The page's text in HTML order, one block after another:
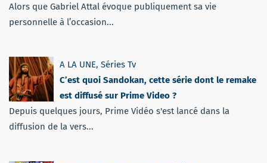
Alors que Gabriel Attal évoque publiquement sa vie
personnelle à l’occasion...
A LA UNE, Séries Tv
C’est quoi Sandokan, cette série dont le remake
est diffusé sur Prime Video ?
Depuis quelques jours, Prime Vidéo s'est lancé dans la
diffusion de la vers...